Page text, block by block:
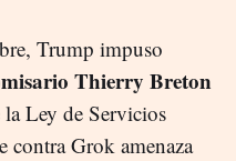
Trump impuso
Thierry Breton
Ley de Servicios
contra Grok amenaza